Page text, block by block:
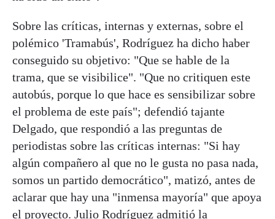
Sobre las críticas, internas y externas, sobre el
polémico 'Tramabús', Rodríguez ha dicho haber
conseguido su objetivo: "Que se hable de la
trama, que se visibilice". "Que no critiquen este
autobús, porque lo que hace es sensibilizar sobre
el problema de este país"; defendió tajante
Delgado, que respondió a las preguntas de
periodistas sobre las críticas internas: "Si hay
algún compañero al que no le gusta no pasa nada,
somos un partido democrático", matizó, antes de
aclarar que hay una "inmensa mayoría" que apoya
el proyecto. Julio Rodríguez admitió la